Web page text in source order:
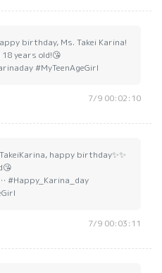
birthday, Ms. Takei Karina!
years old!😘
#MyTeenAgeGirl
7/9 00:02:10
happy birthday✨✨
#Happy_Karina_day
7/9 00:03:11